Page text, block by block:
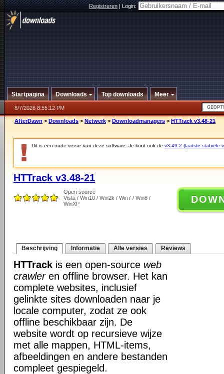
Registreren|Login:
Startpagina Downloads Top downloads Meer
8/7/2026 8:55:12 PM
AfterDawn > Downloads > Netwerk > Downloadmanagers > HTTrack v3.48-21
Dit is een oude versie van deze software. Je kunt ook de v3.49-2 (laatste stabiele
HTTrack v3.48-21
Open source
Vista / Win10 / Win2k / Win7 / Win8 /
WinXP
Beschrijving Informatie Alle versies Reviews
HTTrack is een open-source web
crawleren offline browser. Het kan
complete websites, inclusief
gelinkte sites downloaden naar je
locale computer, zodat ze ook
offline beschikbaar zijn. De
website wordt op recursieve wijze
met alle mappen, HTML-items,
afbeeldingen en andere bestanden
compleet gespiegeld.